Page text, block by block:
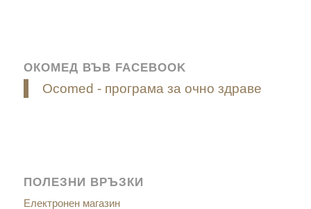
ОКОМЕД ВЪВ FACEBOOK
Ocomed - програма за очно здраве
ПОЛЕЗНИ ВРЪЗКИ
Електронен магазин